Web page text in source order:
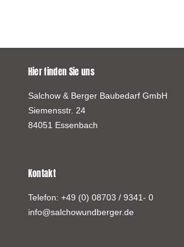
Hier finden Sie uns
Salchow & Berger Baubedarf GmbH
Siemensstr. 24
84051 Essenbach
Kontakt
Telefon: +49 (0) 08703 / 9341- 0
info@salchowundberger.de